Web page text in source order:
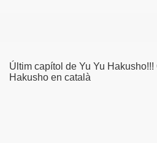
Últim capítol de Yu Yu
Hakusho en català